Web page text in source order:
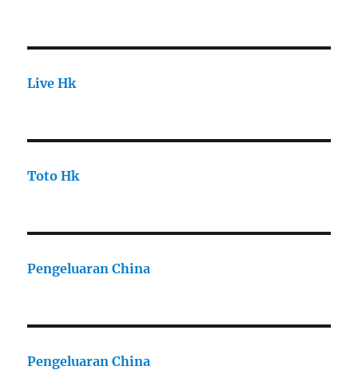
Live Hk
Toto Hk
Pengeluaran China
Pengeluaran China